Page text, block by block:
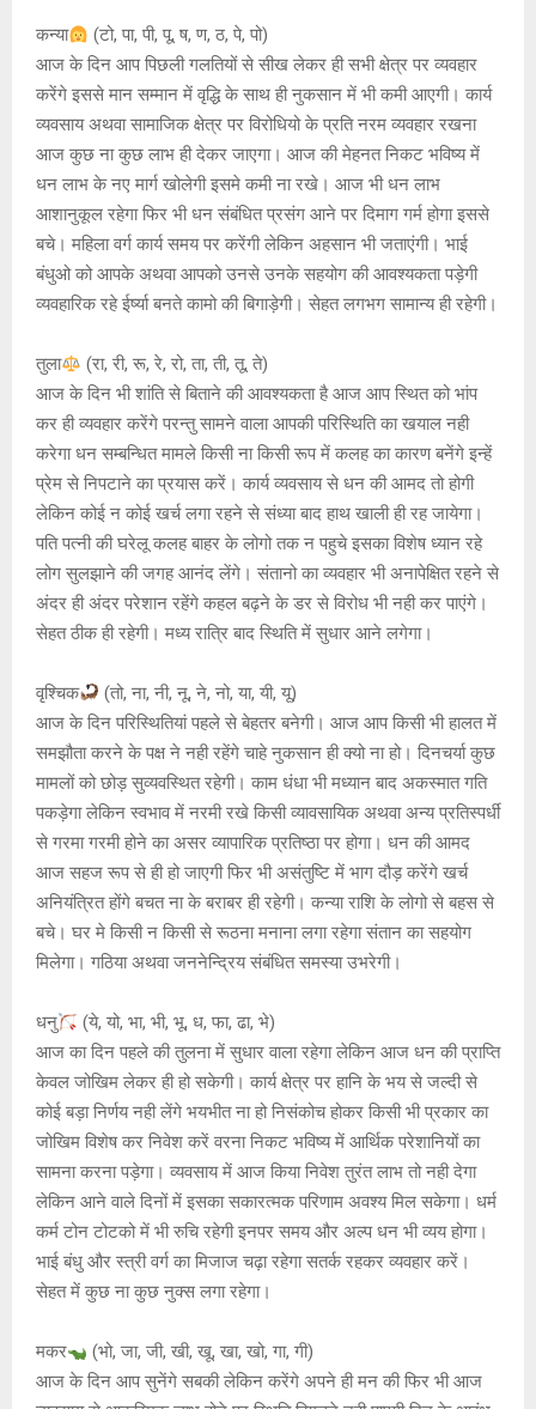
कन्या
(टो, पा, पी, पू, ष, ण, ठ, पे, पो)
आज के दिन आप पिछली गलतियों से सीख लेकर ही सभी क्षेत्र पर व्यवहार
करेंगे इससे मान सम्मान में वृद्धि के साथ ही नुकसान में भी कमी आएगी। कार्य
व्यवसाय अथवा सामाजिक क्षेत्र पर विरोधियो के प्रति नरम व्यवहार रखना
आज कुछ ना कुछ लाभ ही देकर जाएगा। आज की मेहनत निकट भविष्य में
धन लाभ के नए मार्ग खोलेगी इसमे कमी ना रखे। आज भी धन लाभ
आशानुकूल रहेगा फिर भी धन संबंधित प्रसंग आने पर दिमाग गर्म होगा इससे
बचे। महिला वर्ग कार्य समय पर करेंगी लेकिन अहसान भी जताएंगी। भाई
बंधुओ को आपके अथवा आपको उनसे उनके सहयोग की आवश्यकता पड़ेगी
व्यवहारिक रहे ईर्ष्या बनते कामो की बिगाड़ेगी। सेहत लगभग सामान्य ही रहेगी।
तुला
(रा, री, रू, रे, रो, ता, ती, तू, ते)
आज के दिन भी शांति से बिताने की आवश्यकता है आज आप स्थित को भांप
कर ही व्यवहार करेंगे परन्तु सामने वाला आपकी परिस्थिति का खयाल नही
करेगा धन सम्बन्धित मामले किसी ना किसी रूप में कलह का कारण बनेंगे इन्हें
प्रेम से निपटाने का प्रयास करें। कार्य व्यवसाय से धन की आमद तो होगी
लेकिन कोई न कोई खर्च लगा रहने से संध्या बाद हाथ खाली ही रह जायेगा।
पति पत्नी की घरेलू कलह बाहर के लोगो तक न पहुचे इसका विशेष ध्यान रहे
लोग सुलझाने की जगह आनंद लेंगे। संतानो का व्यवहार भी अनापेक्षित रहने से
अंदर ही अंदर परेशान रहेंगे कहल बढ़ने के डर से विरोध भी नही कर पाएंगे।
सेहत ठीक ही रहेगी। मध्य रात्रि बाद स्थिति में सुधार आने लगेगा।
वृश्चिक
(तो, ना, नी, नू, ने, नो, या, यी, यू)
आज के दिन परिस्थितियां पहले से बेहतर बनेगी। आज आप किसी भी हालत में
समझौता करने के पक्ष ने नही रहेंगे चाहे नुकसान ही क्यो ना हो। दिनचर्या कुछ
मामलों को छोड़ सुव्यवस्थित रहेगी। काम धंधा भी मध्यान बाद अकस्मात गति
पकड़ेगा लेकिन स्वभाव में नरमी रखे किसी व्यावसायिक अथवा अन्य प्रतिस्पर्धी
से गरमा गरमी होने का असर व्यापारिक प्रतिष्ठा पर होगा। धन की आमद
आज सहज रूप से ही हो जाएगी फिर भी असंतुष्टि में भाग दौड़ करेंगे खर्च
अनियंत्रित होंगे बचत ना के बराबर ही रहेगी। कन्या राशि के लोगो से बहस से
बचे। घर मे किसी न किसी से रूठना मनाना लगा रहेगा संतान का सहयोग
मिलेगा। गठिया अथवा जननेन्द्रिय संबंधित समस्या उभरेगी।
धनु
(ये, यो, भा, भी, भू, ध, फा, ढा, भे)
आज का दिन पहले की तुलना में सुधार वाला रहेगा लेकिन आज धन की प्राप्ति
केवल जोखिम लेकर ही हो सकेगी। कार्य क्षेत्र पर हानि के भय से जल्दी से
कोई बड़ा निर्णय नही लेंगे भयभीत ना हो निसंकोच होकर किसी भी प्रकार का
जोखिम विशेष कर निवेश करें वरना निकट भविष्य में आर्थिक परेशानियों का
सामना करना पड़ेगा। व्यवसाय में आज किया निवेश तुरंत लाभ तो नही देगा
लेकिन आने वाले दिनों में इसका सकारत्मक परिणाम अवश्य मिल सकेगा। धर्म
कर्म टोन टोटको में भी रुचि रहेगी इनपर समय और अल्प धन भी व्यय होगा।
भाई बंधु और स्त्री वर्ग का मिजाज चढ़ा रहेगा सतर्क रहकर व्यवहार करें।
सेहत में कुछ ना कुछ नुक्स लगा रहेगा।
मकर
(भो, जा, जी, खी, खू, खा, खो, गा, गी)
आज के दिन आप सुनेंगे सबकी लेकिन करेंगे अपने ही मन की फिर भी आज